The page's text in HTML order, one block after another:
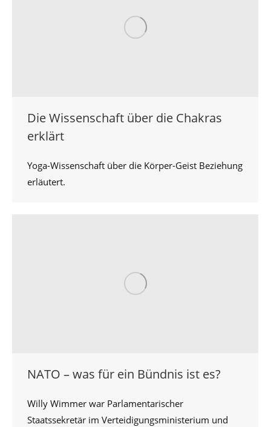
Die Wissenschaft über die Chakras
erklärt
Yoga-Wissenschaft über die Körper-Geist Beziehung
erläutert.
NATO – was für ein Bündnis ist es?
Willy Wimmer war Parlamentarischer
Staatssekretär im Verteidigungsministerium und